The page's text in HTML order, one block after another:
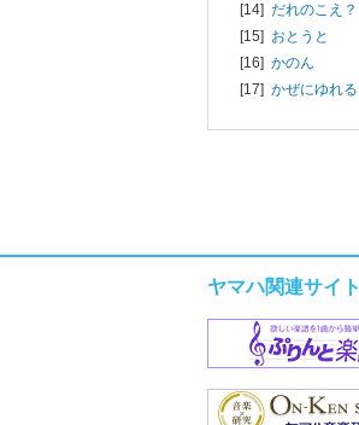
[14] だれのこえ？
[15] おとうと
[16] かのん
[17] かぜにゆれる
ヤマハ関連サイト